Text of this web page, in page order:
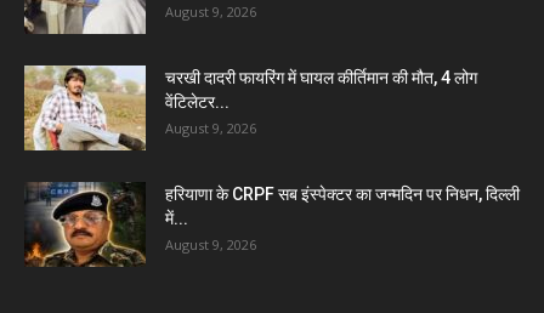
August 9, 2026
चरखी दादरी फायरिंग में घायल कीर्तिमान की मौत, 4 लोग
वेंटिलेटर...
August 9, 2026
हरियाणा के CRPF सब इंस्पेक्टर का जन्मदिन पर निधन, दिल्ली
में...
August 9, 2026